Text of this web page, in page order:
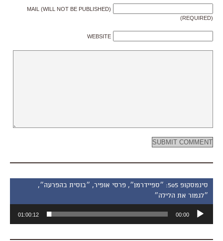
MAIL (WILL NOT BE PUBLISHED)
(REQUIRED)
WEBSITE
סינמסקופ 505: ״ספיידרמן״, פרסי אופיר, ״בוסית בהפרעה״,
״לגמור את הלילה״
אודיו
00:00
01:00:12